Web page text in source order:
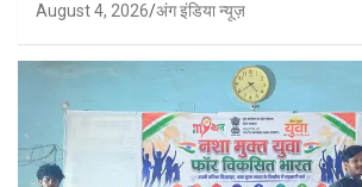
August 4, 2026 अंग इंडिया न्यूज़